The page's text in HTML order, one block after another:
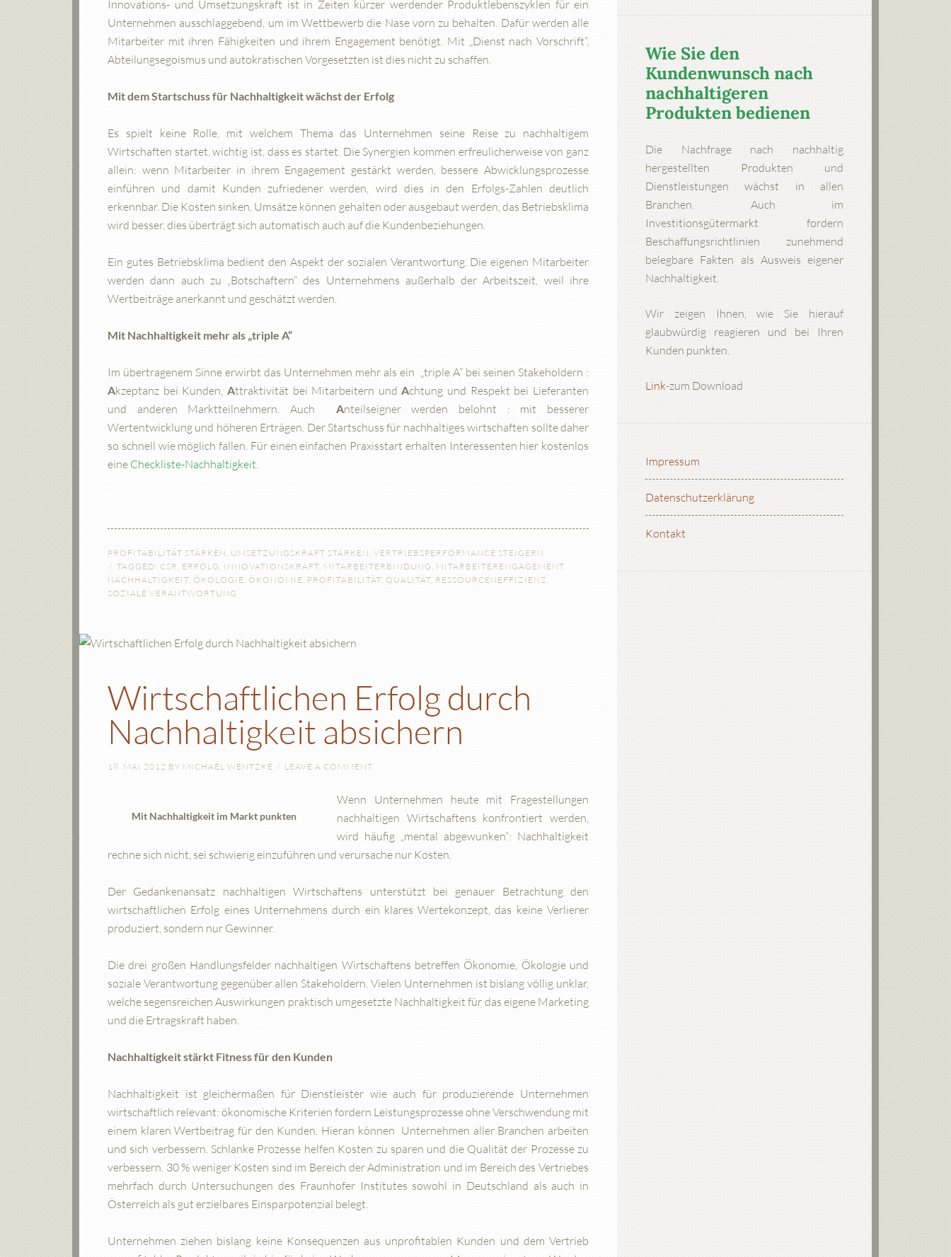
Innovations- und Umsetzungskraft ist in Zeiten kürzer werdender Produktlebenszyklen für ein
Unternehmen ausschlaggebend, um im Wettbewerb die Nase vorn zu behalten. Dafür werden alle
Mitarbeiter mit ihren Fähigkeiten und ihrem Engagement benötigt. Mit „Dienst nach Vorschrift“,
Abteilungsegoismus und autokratischen Vorgesetzten ist dies nicht zu schaffen.
Mit dem Startschuss für Nachhaltigkeit wächst der Erfolg
Es spielt keine Rolle, mit welchem Thema das Unternehmen seine Reise zu nachhaltigem
Wirtschaften startet, wichtig ist, dass es startet. Die Synergien kommen erfreulicherweise von ganz
allein: wenn Mitarbeiter in ihrem Engagement gestärkt werden, bessere Abwicklungsprozesse
einführen und damit Kunden zufriedener werden, wird dies in den Erfolgs-Zahlen deutlich
erkennbar. Die Kosten sinken, Umsätze können gehalten oder ausgebaut werden, das Betriebsklima
wird besser, dies überträgt sich automatisch auch auf die Kundenbeziehungen.
Ein gutes Betriebsklima bedient den Aspekt der sozialen Verantwortung. Die eigenen Mitarbeiter
werden dann auch zu „Botschaftern“ des Unternehmens außerhalb der Arbeitszeit, weil ihre
Wertbeiträge anerkannt und geschätzt werden.
Mit Nachhaltigkeit mehr als „triple A“
Im übertragenem Sinne erwirbt das Unternehmen mehr als ein „triple A“ bei seinen Stakeholdern :
Akzeptanz bei Kunden, Attraktivität bei Mitarbeitern undAchtung und Respekt bei Lieferanten
und anderen Marktteilnehmern. Auch Anteilseigner werden belohnt : mit besserer
Wertentwicklung und höheren Erträgen. Der Startschuss für nachhaltiges wirtschaften sollte daher
so schnell wie möglich fallen. Für einen einfachen Praxisstart erhalten Interessenten hier kostenlos
eine Checkliste-Nachhaltigkeit.
PROFITABILITÄT STÄRKEN , UMSETZUNGSKRAFT STÄRKEN , VERTRIEBSPERFORMANCE STEIGERN
TAGGED: CSR , ERFOLG , INNOVATIONSKRAFT, MITARBEITERBINDUNG , MITARBEITERENGAGEMENT,
NACHHALTIGKEIT, ÖKOLOGIE, ÖKONOMIE, PROFITABILITÄT, QUALITÄT, RESSOURCENEFFIZIENZ ,
SOZIALE VERANTWORTUNG
Wirtschaftlichen Erfolg durch
Nachhaltigkeit absichern
18. MAI 2012 BY MICHAEL WENTZKE LEAVE A COMMENT
Mit Nachhaltigkeit im Markt punkten
Wenn Unternehmen heute mit Fragestellungen
nachhaltigen Wirtschaftens konfrontiert werden,
wird häufig „mental abgewunken“: Nachhaltigkeit
rechne sich nicht, sei schwierig einzuführen und verursache nur Kosten.
Der Gedankenansatz nachhaltigen Wirtschaftens unterstützt bei genauer Betrachtung den
wirtschaftlichen Erfolg eines Unternehmens durch ein klares Wertekonzept, das keine Verlierer
produziert, sondern nur Gewinner.
Die drei großen Handlungsfelder nachhaltigen Wirtschaftens betreffen Ökonomie, Ökologie und
soziale Verantwortung gegenüber allen Stakeholdern. Vielen Unternehmen ist bislang völlig unklar,
welche segensreichen Auswirkungen praktisch umgesetzte Nachhaltigkeit für das eigene Marketing
und die Ertragskraft haben.
Nachhaltigkeit stärkt Fitness für den Kunden
Nachhaltigkeit ist gleichermaßen für Dienstleister wie auch für produzierende Unternehmen
wirtschaftlich relevant: ökonomische Kriterien fordern Leistungsprozesse ohne Verschwendung mit
einem klaren Wertbeitrag für den Kunden. Hieran können Unternehmen aller Branchen arbeiten
und sich verbessern. Schlanke Prozesse helfen Kosten zu sparen und die Qualität der Prozesse zu
verbessern. 30 % weniger Kosten sind im Bereich der Administration und im Bereich des Vertriebes
mehrfach durch Untersuchungen des Fraunhofer Institutes sowohl in Deutschland als auch in
Österreich als gut erzielbares Einsparpotenzial belegt.
Unternehmen ziehen bislang keine Konsequenzen aus unprofitablen Kunden und dem Vertrieb
Wie Sie den
Kundenwunsch nach
nachhaltigeren
Produkten bedienen
Die Nachfrage nach nachhaltig
hergestellten Produkten und
Dienstleistungen wächst in allen
Branchen. Auch im
Investitionsgütermarkt fordern
Beschaffungsrichtlinien zunehmend
belegbare Fakten als Ausweis eigener
Nachhaltigkeit.
Wir zeigen Ihnen, wie Sie hierauf
glaubwürdig reagieren und bei Ihren
Kunden punkten.
Link-zum Download
Impressum
Datenschutzerklärung
Kontakt